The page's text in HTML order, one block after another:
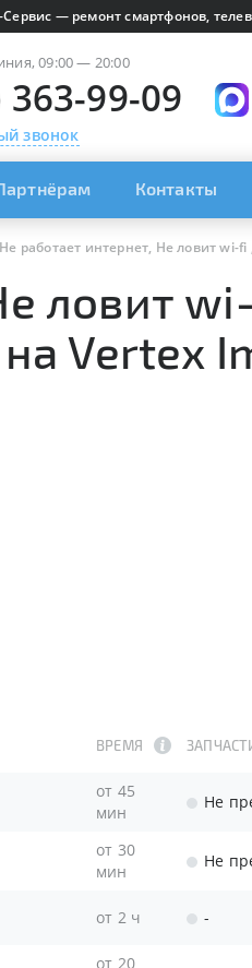
— ремонт смартфонов,
09:00 — 20:00
363-99-09
звонок
Контакты
Не работает интернет, Не ловит wi-
ловит
Vertex
ВРЕМЯ
от 45
мин
Не
от 30
мин
Не
от 2 ч -
от 20